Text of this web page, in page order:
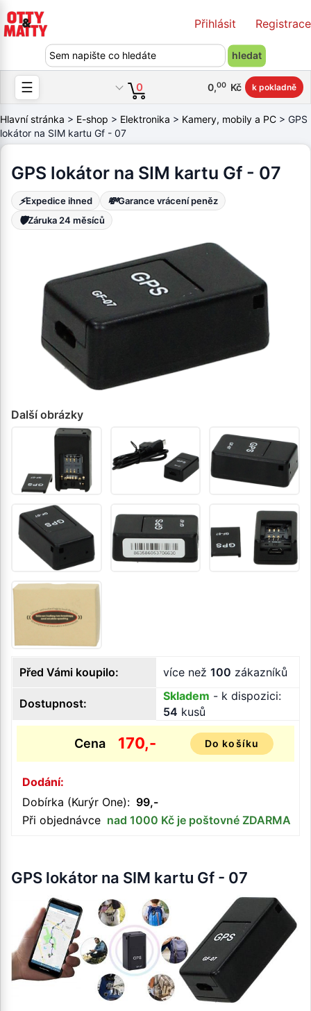
Přihlásit Registrace
☰ 0 0,00 Kč k pokladně
Hlavní stránka > E-shop > Elektronika > Kamery, mobily a PC > GPS
lokátor na SIM kartu Gf - 07
GPS lokátor na SIM kartu Gf - 07
⚡Expedice ihned 💸Garance vrácení peněz
🛡️Záruka 24 měsíců
Další obrázky
Před Vámi koupilo: více než 100 zákazníků
Dostupnost:
Skladem - k dispozici:
54 kusů
Cena 170,- Do košíku
Dodání:
Dobírka (Kurýr One): 99,-
Při objednávce nad 1000 Kč je poštovné ZDARMA
GPS lokátor na SIM kartu Gf - 07